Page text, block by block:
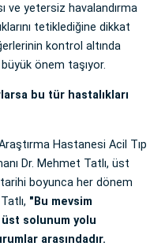
ve yetersiz havalandırma
tetiklediğine dikkat
kontrol altında
önem taşıyor.
bu tür hastalıkları
Hastanesi Acil Tıp
Dr. Mehmet Tatlı, üst
boyunca her dönem
"Bu mevsim
solunum yolu
arasındadır.